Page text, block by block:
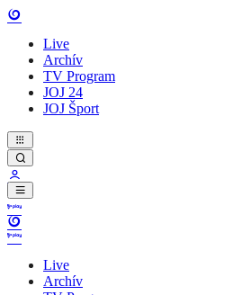
Live
Archív
TV Program
JOJ 24
JOJ Šport
Live
Archív